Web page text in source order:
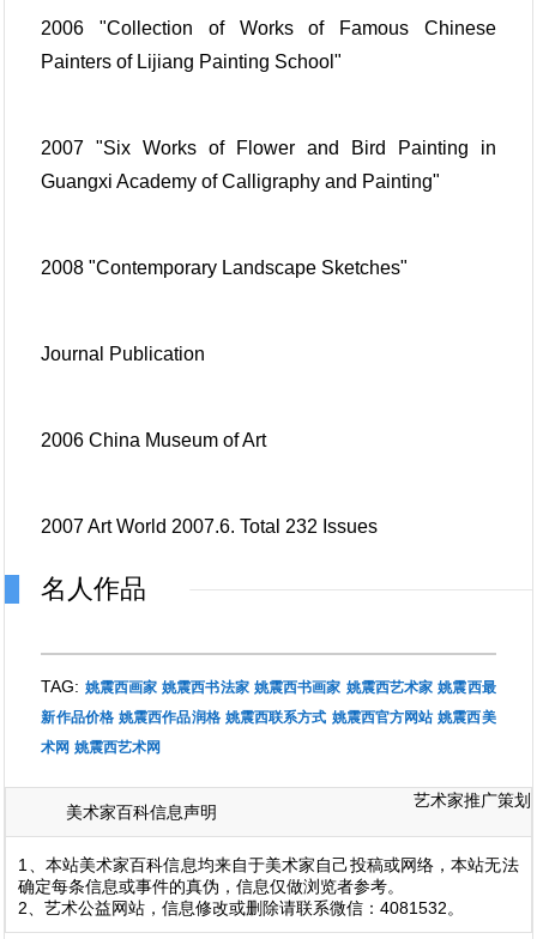
2006 "Collection of Works of Famous Chinese
Painters of Lijiang Painting School"
2007 "Six Works of Flower and Bird Painting in
Guangxi Academy of Calligraphy and Painting"
2008 "Contemporary Landscape Sketches"
Journal Publication
2006 China Museum of Art
2007 Art World 2007.6. Total 232 Issues
名人作品
TAG: 姚震西画家 姚震西书法家 姚震西书画家 姚震西艺术家 姚震西最
新作品价格 姚震西作品润格 姚震西联系方式 姚震西官方网站 姚震西美
术网 姚震西艺术网
美术家百科信息声明
艺术家推广策划
1、本站美术家百科信息均来自于美术家自己投稿或网络，本站无法
确定每条信息或事件的真伪，信息仅做浏览者参考。
2、艺术公益网站，信息修改或删除请联系微信：4081532。